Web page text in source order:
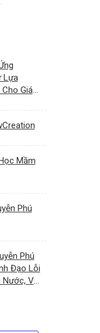
Lựa
Giáo
Mầm
Phú
Phú
Đạo Lỗi
Nước, Vì